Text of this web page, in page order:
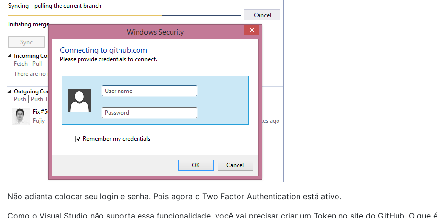
Não adianta colocar seu login e senha. Pois agora o Two Factor Authentication está ativo.
Como o Visual Studio não suporta essa funcionalidade, você vai precisar criar um Token no site do GitHub. O que